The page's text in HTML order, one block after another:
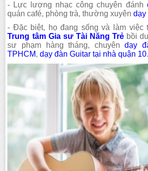
- Lực lượng nhạc công chuyên đánh
quán café, phòng trà, thường xuyêndạy
- Đặc biệt, họ đang sống và làm việc
Trung tâm Gia sư Tài Năng Trẻ bồi
sư phạm hàng tháng, chuyêndạy
TPHCM,dạy đàn Guitar tại nhà quận 10.